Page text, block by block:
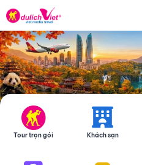
Tour trọn gói Khách sạn